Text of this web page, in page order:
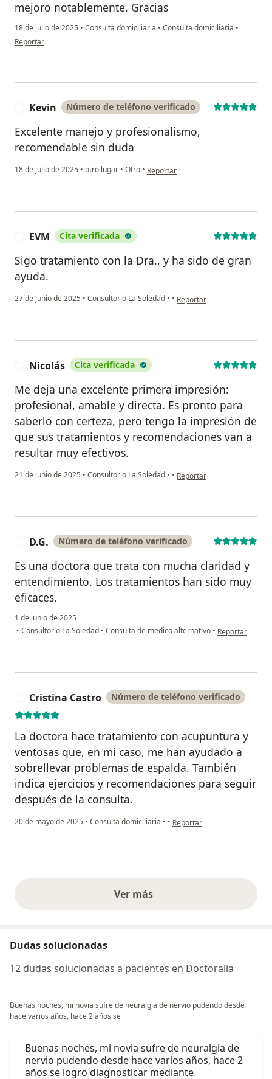
mejoro notablemente. Gracias
18 de julio de 2025 • Consulta domiciliaria • Consulta domiciliaria •
en opinión del usuario Carlos Humberto Báez Puentes
Reportar
Kevin Número de teléfono verificado
Excelente manejo y profesionalismo,
recomendable sin duda
18 de julio de 2025 • otro lugar • Otro • en opinión del usuario Kevin
Reportar
EVM Cita verificada
Sigo tratamiento con la Dra., y ha sido de gran
ayuda.
27 de junio de 2025 • Consultorio La Soledad • • en opinión del usuario EVM
Reportar
Nicolás Cita verificada
Me deja una excelente primera impresión:
profesional, amable y directa. Es pronto para
saberlo con certeza, pero tengo la impresión de
que sus tratamientos y recomendaciones van a
resultar muy efectivos.
21 de junio de 2025 • Consultorio La Soledad • • en opinión del usuario
Reportar
D.G. Número de teléfono verificado
Es una doctora que trata con mucha claridad y
entendimiento. Los tratamientos han sido muy
eficaces.
1 de junio de 2025
• Consultorio La Soledad • Consulta de medico alternativo • en opinión del
Reportar
Cristina Castro Número de teléfono verificado
La doctora hace tratamiento con acupuntura y
ventosas que, en mi caso, me han ayudado a
sobrellevar problemas de espalda. También
indica ejercicios y recomendaciones para seguir
después de la consulta.
20 de mayo de 2025 • Consulta domiciliaria • • en opinión del usuario
Reportar
Ver másopiniones anteriores
Dudas solucionadas
12 dudas solucionadas a pacientes en Doctoralia
Buenas noches, mi novia sufre de neuralgia de nervio pudendo desde
hace varios años, hace 2 años se
Buenas noches, mi novia sufre de neuralgia de
nervio pudendo desde hace varios años, hace 2
años se logro diagnosticar mediante